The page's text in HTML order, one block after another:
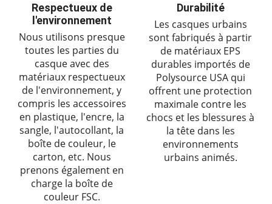
Respectueux de
l'environnement
Nous utilisons presque
toutes les parties du
casque avec des
matériaux respectueux
de l'environnement, y
compris les accessoires
en plastique, l'encre, la
sangle, l'autocollant, la
boîte de couleur, le
carton, etc. Nous
prenons également en
charge la boîte de
couleur FSC.
Durabilité
Les casques urbains
sont fabriqués à partir
de matériaux EPS
durables importés de
Polysource USA qui
offrent une protection
maximale contre les
chocs et les blessures à
la tête dans les
environnements
urbains animés.